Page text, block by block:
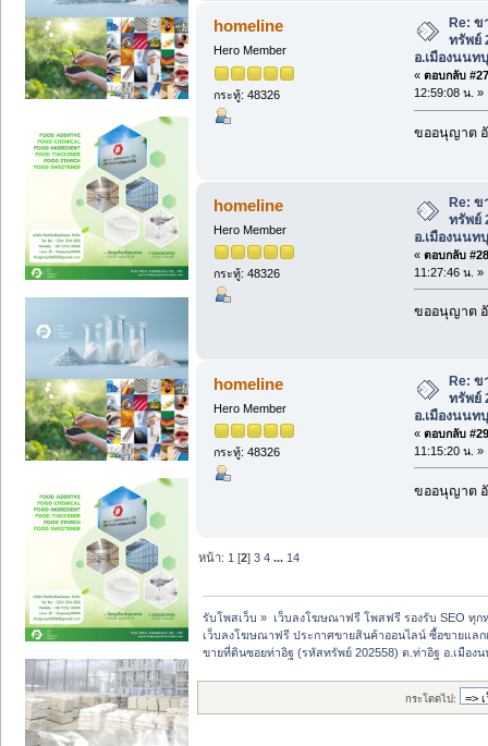
homeline
Hero Member
กระทู้: 48326
Re:
ทรัพย์
อ.เมืองนนท
« ตอบกลับ
12:59:08 น. »
ขออนุญาต
homeline
Hero Member
กระทู้: 48326
Re: ข
ทรัพย์
อ.เมืองนนท
« ตอบกลับ
11:27:46 น. »
ขออนุญาต
homeline
Hero Member
กระทู้: 48326
Re: ข
ทรัพย์
อ.เมืองนนท
« ตอบกลับ
11:15:20 น. »
ขออนุญาต
หน้า: 1 [2]3 4 ... 14
รับโพสเว็บ » เว็บลงโฆษณาฟรี โพสฟรี รองรับ SEO ทุก
เว็บลงโฆษณาฟรี ประกาศขายสินค้าออนไลน์ ซื้อขายแล
ขายที่ดินซอยท่าอิฐ (รหัสทรัพย์ 202558) ต.ท่าอิฐ อ.เมือง
กระโดดไป: